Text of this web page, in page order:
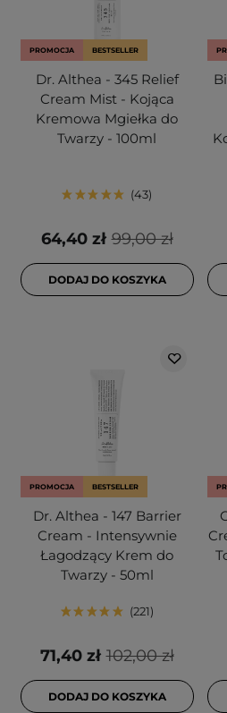
PROMOCJA BESTSELLER
Dr. Althea - 345 Relief
Cream Mist - Kojąca
Kremowa Mgiełka do
Twarzy - 100ml
43
99,00 zł
64,40 zł
DODAJ DO KOSZYKA
PROMOCJA BESTSELLER
Dr. Althea - 147 Barrier
Cream - Intensywnie
Łagodzący Krem do
Twarzy - 50ml
221
102,00 zł
71,40 zł
DODAJ DO KOSZYKA